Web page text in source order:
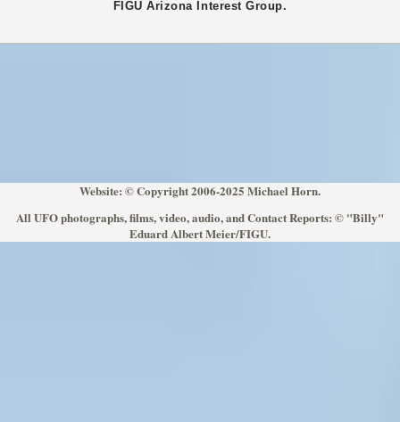
FIGUArizona Interest Group.
Website: © Copyright 2006-2025 Michael Horn.
All UFO photographs, films, video, audio, and Contact Reports: © "Billy"
Eduard Albert Meier/FIGU.